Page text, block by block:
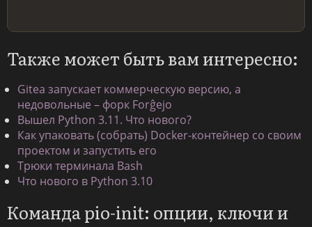
Также может быть вам интересно:
Gitea запускает коммерческую версию, а
недовольные – форк Forĝejo
Вышел Python 3.11. Что нового?
Как упаковать (собрать) Docker-контейнер со своим
проектом и запустить его
Трюки терминала Bash
Что нового в Python 3.10
Команда pio-init: опции, ключи и